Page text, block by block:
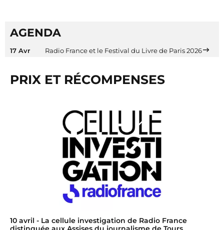
AGENDA
17 Avr Radio France et le Festival du Livre de Paris 2026
PRIX ET RÉCOMPENSES
10 avril - La cellule investigation de Radio France